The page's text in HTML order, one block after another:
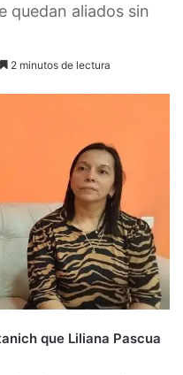
quedan aliados sin
2 minutos de lectura
que Liliana Pascua